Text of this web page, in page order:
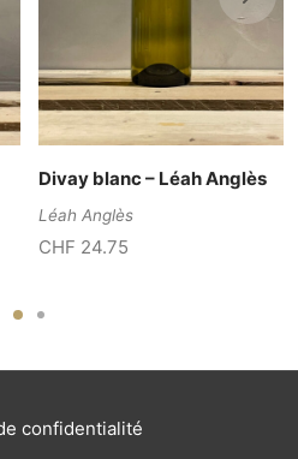
Divay blanc – Léah Anglès
Léah Anglès
CHF 24.75
confidentialité